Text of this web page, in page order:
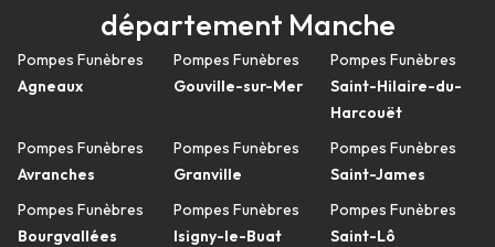
département Manche
Pompes Funèbres
Agneaux
Pompes Funèbres
Avranches
Pompes Funèbres
Bourgvallées
Pompes Funèbres
Gouville-sur-Mer
Pompes Funèbres
Granville
Pompes Funèbres
Isigny-le-Buat
Pompes Funèbres
Saint-Hilaire-du-
Harcouët
Pompes Funèbres
Saint-James
Pompes Funèbres
Saint-Lô